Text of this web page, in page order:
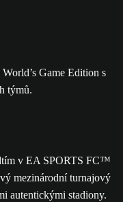
v EA SPORTS FC™
mezinárodní turnajový
autentickými stadiony.